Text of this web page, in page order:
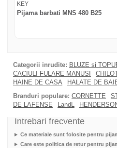
KEY
Pijama barbati MNS 480 B25
Categorii inrudite: BLUZE si
CACIULI FULARE MANUSI
HAINE DE CASA
HALATE DE
Branduri populare: CORNETTE
DE LAFENSE
LandL
Intrebari frecvente
Ce materiale sunt folosite pentru
Care este politica de retur pentru